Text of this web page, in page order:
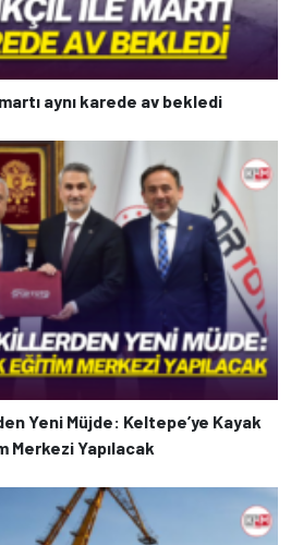
aynı karede av bekledi
Yeni Müjde: Keltepe’ye Kayak
Merkezi Yapılacak